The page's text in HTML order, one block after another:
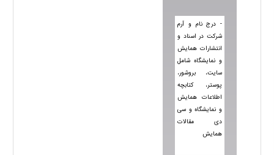
- درج نام و آرم
شرکت در اسناد و
انتشارات همایش
و نمایشگاه شامل
سایت، بروشور،
پوستر، کتابچه
اطلاعات همایش
و نمایشگاه و سی
دی مقالات
همایش